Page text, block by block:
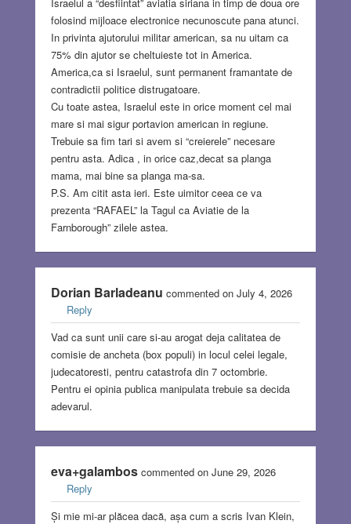
folosind mijloace electronice necunoscute pana atunci.
In privinta ajutorului militar american, sa nu uitam ca
75% din ajutor se cheltuieste tot in America.
America,ca si Israelul, sunt permanent framantate de
contradictii politice distrugatoare.
Cu toate astea, Israelul este in orice moment cel mai
mare si mai sigur portavion american in regiune.
Trebuie sa fim tari si avem si “creierele” necesare
pentru asta. Adica , in orice caz,decat sa planga
mama, mai bine sa planga ma-sa.
P.S. Am citit asta ieri. Este uimitor ceea ce va
prezenta “RAFAEL” la Tagul ca Aviatie de la
Farnborough” zilele astea.
Dorian Barladeanu commented on July 4, 2026
Reply
Vad ca sunt unii care si-au arogat deja calitatea de
comisie de ancheta (box populi) in locul celei legale,
judecatoresti, pentru catastrofa din 7 octombrie.
Pentru ei opinia publica manipulata trebuie sa decida
adevarul.
eva+galamboscommented on June 29, 2026
Reply
Și mie mi-ar plăcea dacă, așa cum a scris Ivan Klein,